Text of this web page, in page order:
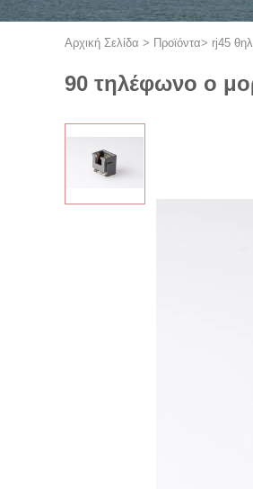
Αρχική Σελίδα > Προϊόντα> rj45
90 τηλέφωνο ο